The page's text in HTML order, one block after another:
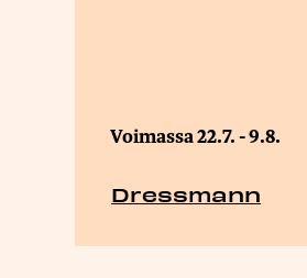
Voimassa 22.7. - 9.8.
Dressmann